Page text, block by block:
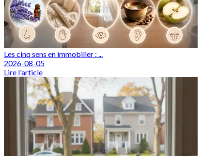
Les cinq sens en immobilier : ...
2026-08-05
Lire l'article